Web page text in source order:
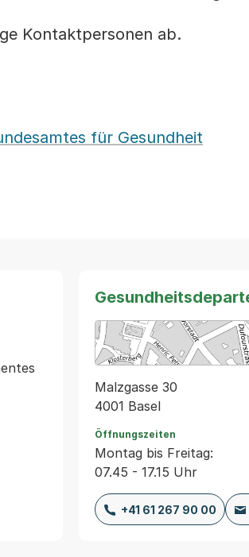
Kontaktpersonen ab.
für Gesundheit
Malzgasse 30
4001 Basel
Öffnungszeiten
Montag bis Freitag:
07.45 - 17.15 Uhr
+41 61 267 90 00